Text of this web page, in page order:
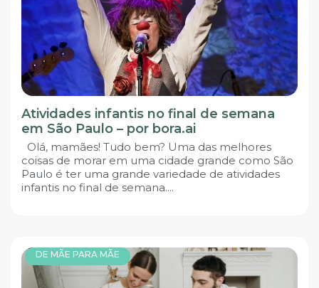
Atividades infantis no final de semana
em São Paulo – por bora.ai
Olá, mamães! Tudo bem? Uma das melhores
coisas de morar em uma cidade grande como São
Paulo é ter uma grande variedade de atividades
infantis no final de semana....
DE MÃE PARA MÃE